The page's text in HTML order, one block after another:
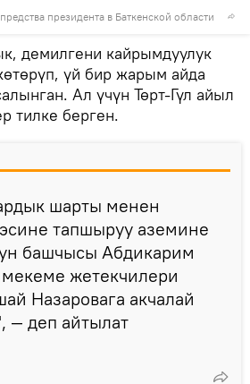
президента в Баткенской области
демилгени кайрымдуулук
үй бир жарым айда
Ал үчүн Төрт-Гүл айыл
тилке берген.
шарты менен
тапшыруу аземине
башчысы Абдикарим
жетекчилери
Назаровага акчалай
— деп айтылат